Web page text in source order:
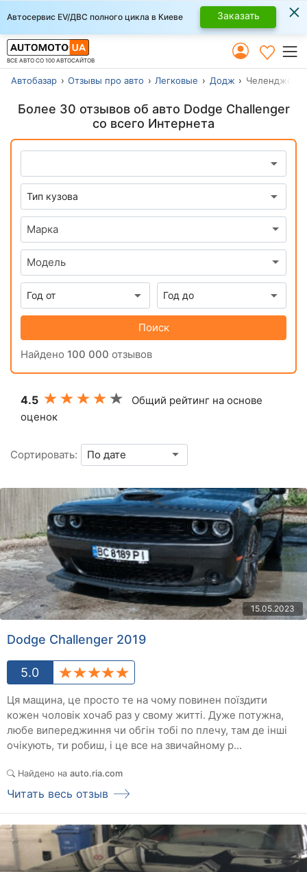
Автосервис EV/ДВС полного цикла в Киеве Заказать ×
ВСЕ АВТО СО 100 АВТОСАЙТОВ
Автобазар Отзывы про авто Легковые Додж Челенджер
Более 30 отзывов об авто Dodge Challenger
со всего Интернета
Марка
Модель
Поиск
Найдено 100 000 отзывов
4.5
Общий рейтинг на основе
оценок
Сортировать:
15.05.2023
Dodge Challenger 2019
5.0
Ця мащина, це просто те на чому повинен поїздити
кожен чоловік хочаб раз у свому житті. Дуже потужна,
любе випереджиння чи обгін тобі по плечу, там де інші
очікують, ти робиш, і це все на звичайному р...
Найдено на auto.ria.com
Читать весь отзыв